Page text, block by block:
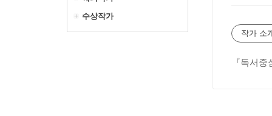
수상작가
작가 소
『독서